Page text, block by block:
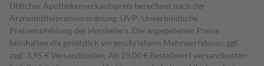
Üblicher Apothekenverkaufspreis berechnet nach der
Arzneimittelpreisverordnung. UVP: Unverbindliche
Preisempfehlung des Herstellers. Die angegebenen Preise
beinhalten die gesetzlich vorgeschriebene Mehrwertsteuer, ggf.
zzgl. 3,95 € Versandkosten. Ab 29,00 € Bestell­wert versand­kosten­